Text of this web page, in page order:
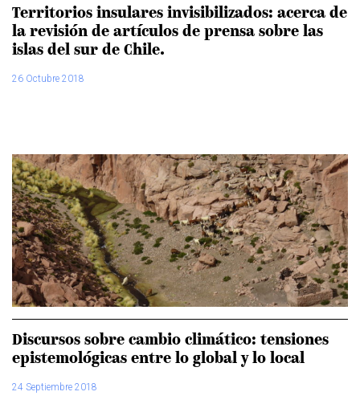
Territorios insulares invisibilizados: acerca de
la revisión de artículos de prensa sobre las
islas del sur de Chile.
26 Octubre 2018
Discursos sobre cambio climático: tensiones
epistemológicas entre lo global y lo local
24 Septiembre 2018